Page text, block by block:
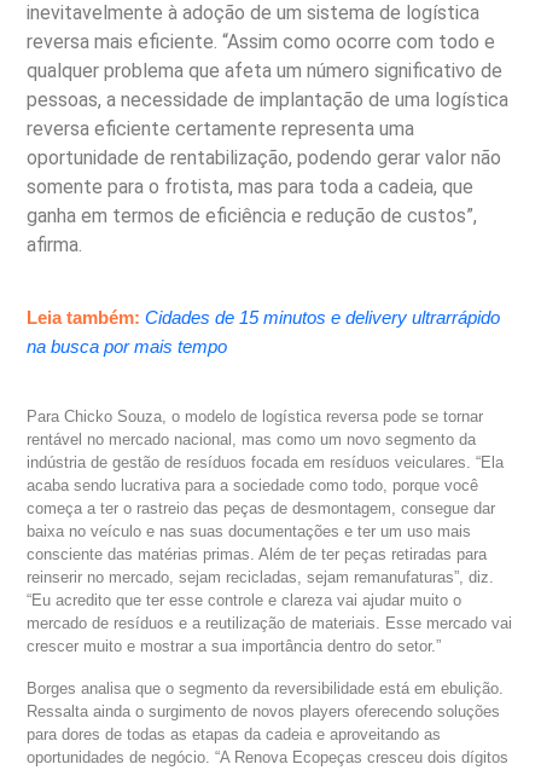
inevitavelmente à adoção de um sistema de logística
reversa mais eficiente. “Assim como ocorre com todo e
qualquer problema que afeta um número significativo de
pessoas, a necessidade de implantação de uma logística
reversa eficiente certamente representa uma
oportunidade de rentabilização, podendo gerar valor não
somente para o frotista, mas para toda a cadeia, que
ganha em termos de eficiência e redução de custos”,
afirma.
Leia também: Cidades de 15 minutos e delivery ultrarrápido
na busca por mais tempo
Para Chicko Souza, o modelo de logística reversa pode se tornar
rentável no mercado nacional, mas como um novo segmento da
indústria de gestão de resíduos focada em resíduos veiculares. “Ela
acaba sendo lucrativa para a sociedade como todo, porque você
começa a ter o rastreio das peças de desmontagem, consegue dar
baixa no veículo e nas suas documentações e ter um uso mais
consciente das matérias primas. Além de ter peças retiradas para
reinserir no mercado, sejam recicladas, sejam remanufaturas”, diz.
“Eu acredito que ter esse controle e clareza vai ajudar muito o
mercado de resíduos e a reutilização de materiais. Esse mercado vai
crescer muito e mostrar a sua importância dentro do setor.”
Borges analisa que o segmento da reversibilidade está em ebulição.
Ressalta ainda o surgimento de novos players oferecendo soluções
para dores de todas as etapas da cadeia e aproveitando as
oportunidades de negócio. “A Renova Ecopeças cresceu dois dígitos